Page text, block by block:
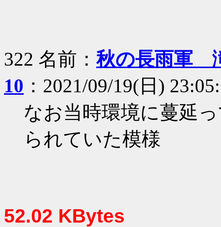
322 名前：秋の長雨軍
10 ：2021/09/19(日)
なお当時環境に蔓延
られていた模様
52.02 KBytes